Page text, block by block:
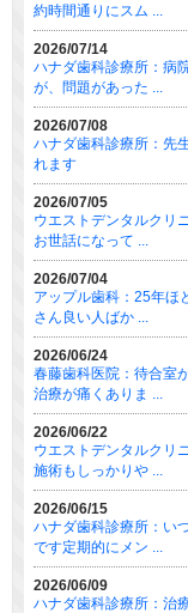
約時間通りにスム ...
2026/07/14
ハナダ歯科診療所：病
が、問題があった ...
2026/07/08
ハナダ歯科診療所：先
れます
2026/07/05
ウエストデンタルクリ
お世話になって ...
2026/07/04
アップル歯科：25年ほ
さん良い人ばか ...
2026/06/24
春藤歯科医院：待合室
治療が痛くありま ...
2026/06/22
ウエストデンタルクリ
施術もしっかりや ...
2026/06/15
ハナダ歯科診療所：い
です定期的にメン ...
2026/06/09
ハナダ歯科診療所：治